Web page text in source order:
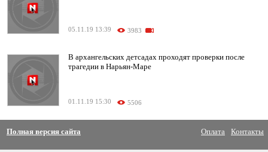
05.11.19 13:39 3983
В архангельских детсадах проходят проверки после
трагедии в Нарьян-Маре
01.11.19 15:30 5506
Полная версия сайта Оплата Контакты